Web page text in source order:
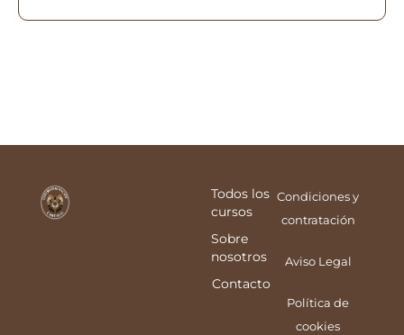
Todos los
cursos
Sobre
nosotros
Contacto
Condiciones y
contratación
Aviso Legal
Política de
cookies